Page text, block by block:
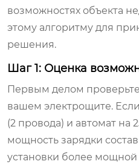
возможностях объекта
этому алгоритму для
решения.
Шаг 1: Оценка
Первым делом
вашем электрощите.
(2 провода) и автомат на
мощность зарядки
установки более мощной